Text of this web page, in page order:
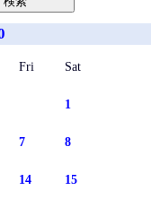
Fri Sat
1
7 8
14 15